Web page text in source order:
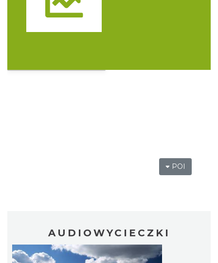
Kwiatkowskiego w Tichauer Art Gallery
POI
AUDIOWYCIECZKI